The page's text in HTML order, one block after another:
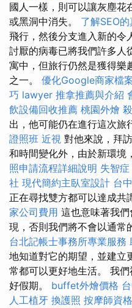
國人一樣，則可以讓灰塵花
或黑洞中消失。 了解SEO
飛行，然後分支進入新的令
討厭的病毒已將我們許多人
寓中，但旅行仍然是獲得樂
之一。 優化Google商家檔
巧 lawyer 推拿推薦與介紹
飲設備回收推薦 桃園外燴
出，他可能仍在進行這次旅
證照班 近視 對他來說，拜
和時間變化外，由於新環境
照申請流程詳細說明 失智症
社 現代簡約主臥室設計 台
正在尋找雙方都可以達成共
家公司費用 這也意味著我
現，否則我們將不會以通常
台北記帳士事務所專業服務
地知道對它的期望，並建立
常都可以更好地生活。 我
好假期。 buffet外燴價格
人工植牙 換護照 按摩師資